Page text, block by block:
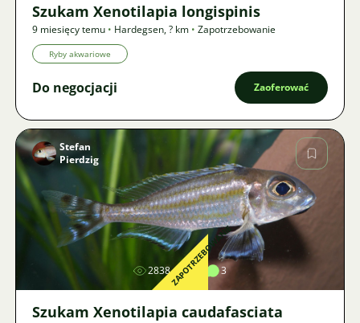
Szukam Xenotilapia longispinis
9 miesięcy temu • Hardegsen,? km • Zapotrzebowanie
Ryby akwariowe
Do negocjacji Zaoferować
Zdjęcie
Stefan
Pierdzig
2838 4 3
ZAPOTRZEBOWANIE
Szukam Xenotilapia caudafasciata